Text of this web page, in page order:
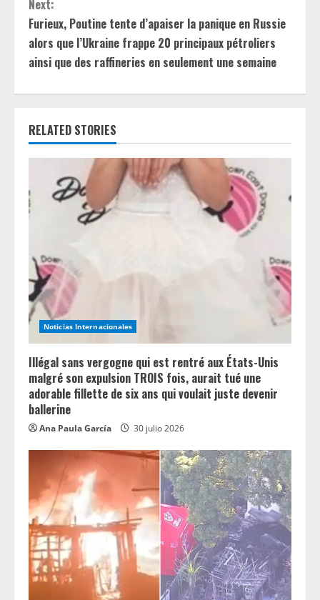
t
i
n
u
e
e
d
i
n
g
Next:
Furieux, Poutine tente d’apaiser la panique en Russie
alors que l’Ukraine frappe 20 principaux pétroliers
ainsi que des raffineries en seulement une semaine
RELATED STORIES
Noticias Internacionales
Illégal sans vergogne qui est rentré aux États-Unis
malgré son expulsion TROIS fois, aurait tué une
adorable fillette de six ans qui voulait juste devenir
ballerine
Ana Paula García 30 julio 2026